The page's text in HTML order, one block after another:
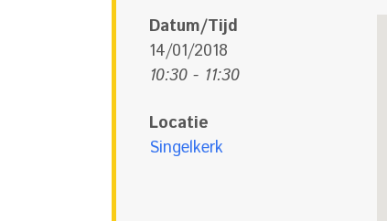
Datum/Tijd
14/01/2018
10:30 - 11:30
Locatie
Singelkerk